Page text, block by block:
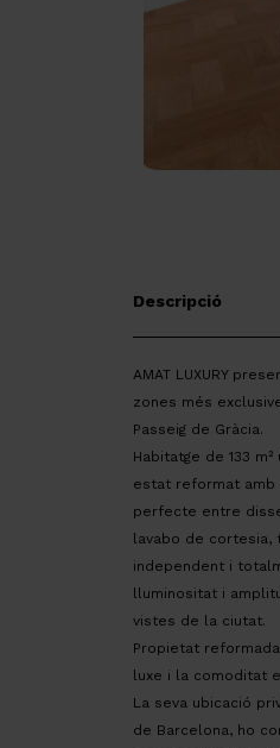
Descripció
AMAT LUXURY
zones més
Passeig de Gràcia.
Habitatge de 133
estat reformat amb
perfecte entre
lavabo de cortesia,
independent i
lluminositat i
vistes de la ciutat.
Propietat
luxe i la comoditat
La seva ubicació
de Barcelona, ho